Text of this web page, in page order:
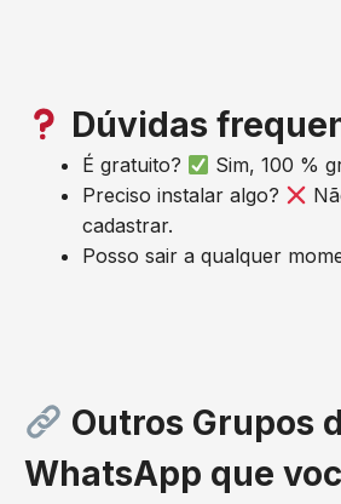
Dúvidas
É gratuito?
Sim, 100 %
Preciso instalar algo?
cadastrar.
Posso sair a qualquer
Outros Grupos
WhatsApp que